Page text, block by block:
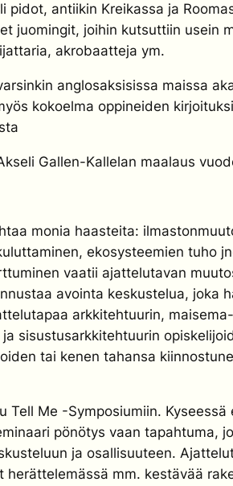
pidot, antiikin Kreikassa ja
juomingit, joihin kutsuttiin usein
akrobaatteja ym.
anglosaksisissa maissa
kokoelma oppineiden
Gallen-Kallelan maalaus
monia haasteita:
ekosysteemien tuho
vaatii ajattelutavan
avointa keskustelua, joka
arkkitehtuurin, maisema-
sisustusarkkitehtuurin
tai kenen tahansa
Tell Me -Symposiumiin. Kyseessä
pönötys vaan tapahtuma,
ja osallisuuteen.
herättelemässä mm. kestävää